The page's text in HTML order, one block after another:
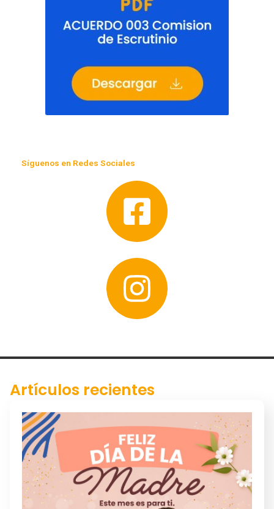
Síguenos en Redes Sociales
Artículos recientes